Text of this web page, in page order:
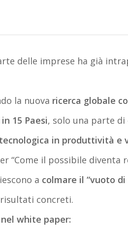
delle imprese ha già
la nuova ricerca globale
15 Paesi, solo una parte di
tecnologica in produttività e
“Come il possibile diventa
ono a colmare il “vuoto di
concreti.
white paper: